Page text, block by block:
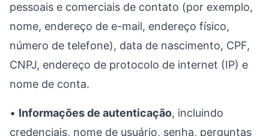
pessoais e comerciais de contato (por exemplo,
nome, endereço de e-mail, endereço físico,
número de telefone), data de nascimento, CPF,
CNPJ, endereço de protocolo de internet (IP) e
nome de conta.
• Informações de autenticação, incluindo
credenciais, nome de usuário, senha, perguntas